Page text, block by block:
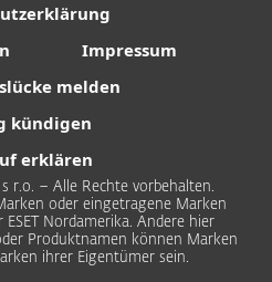
Impressum
melden
kündigen
erklären
s r.o. – Alle Rechte vorbehalten.
oder eingetragene Marken
ESET Nordamerika. Andere hier
Produktnamen können Marken
ihrer Eigentümer sein.